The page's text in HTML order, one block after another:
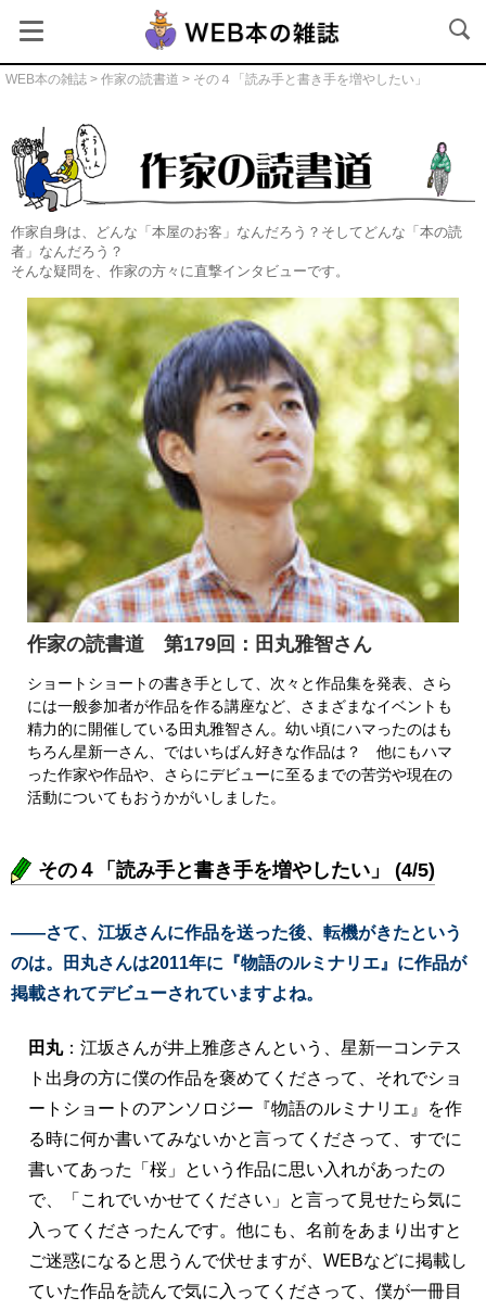
WEB本の雑誌 > 作家の読書道 > その４「読み手と書き手を増やしたい」
作家の読書道本文
作家自身は、どんな「本屋のお客」なんだろう？そしてどんな「本の読
者」なんだろう？
そんな疑問を、作家の方々に直撃インタビューです。
作家の読書道 第179回：田丸雅智さん
ショートショートの書き手として、次々と作品集を発表、さら
には一般参加者が作品を作る講座など、さまざまなイベントも
精力的に開催している田丸雅智さん。幼い頃にハマったのはも
ちろん星新一さん、ではいちばん好きな作品は？ 他にもハマ
った作家や作品や、さらにデビューに至るまでの苦労や現在の
活動についてもおうかがいしました。
その４「読み手と書き手を増やしたい」 (4/5)
――さて、江坂さんに作品を送った後、転機がきたという
のは。田丸さんは2011年に『物語のルミナリエ』に作品が
掲載されてデビューされていますよね。
田丸：江坂さんが井上雅彦さんという、星新一コンテス
ト出身の方に僕の作品を褒めてくださって、それでショ
ートショートのアンソロジー『物語のルミナリエ』を作
る時に何か書いてみないかと言ってくださって、すでに
書いてあった「桜」という作品に思い入れがあったの
で、「これでいかせてください」と言って見せたら気に
入ってくださったんです。他にも、名前をあまり出すと
ご迷惑になると思うんで伏せますが、WEBなどに掲載し
ていた作品を読んで気に入ってくださって、僕が一冊目